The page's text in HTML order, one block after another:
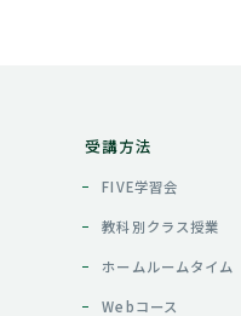
受講方法
FIVE学習会
教科別クラス授業
ホームルームタイム
Webコース